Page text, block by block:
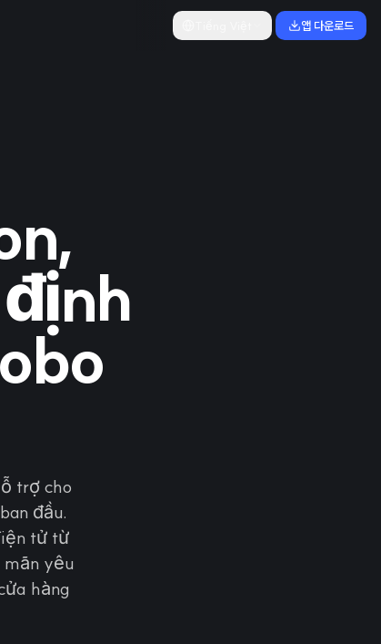
앱 다운로드
trợ cho
đầu.
tử từ
yêu
hàng